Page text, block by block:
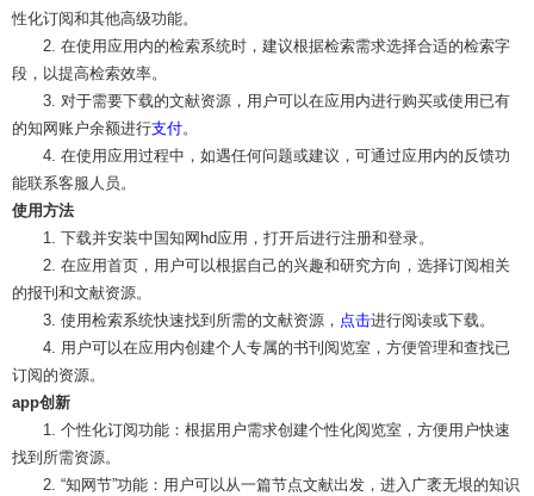
性化订阅和其他高级功能。
2. 在使用应用内的检索系统时，建议根据检索需求选择合适的检索字
段，以提高检索效率。
3. 对于需要下载的文献资源，用户可以在应用内进行购买或使用已有
的知网账户余额进行支付。
4. 在使用应用过程中，如遇任何问题或建议，可通过应用内的反馈功
能联系客服人员。
使用方法
1. 下载并安装中国知网hd应用，打开后进行注册和登录。
2. 在应用首页，用户可以根据自己的兴趣和研究方向，选择订阅相关
的报刊和文献资源。
3. 使用检索系统快速找到所需的文献资源， 点击进行阅读或下载。
4. 用户可以在应用内创建个人专属的书刊阅览室，方便管理和查找已
订阅的资源。
app创新
1. 个性化订阅功能：根据用户需求创建个性化阅览室，方便用户快速
找到所需资源。
2. “知网节”功能：用户可以从一篇节点文献出发，进入广袤无垠的知识